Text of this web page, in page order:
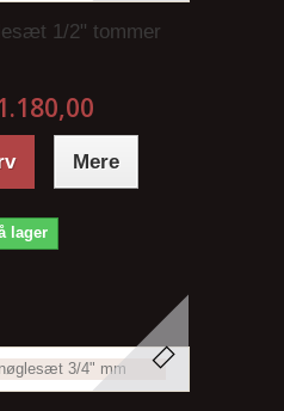
1/2" tommer
Mere
lager